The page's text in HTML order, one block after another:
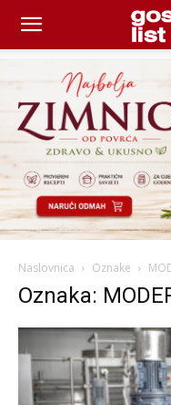
Naslovnica Oznake
Oznaka: